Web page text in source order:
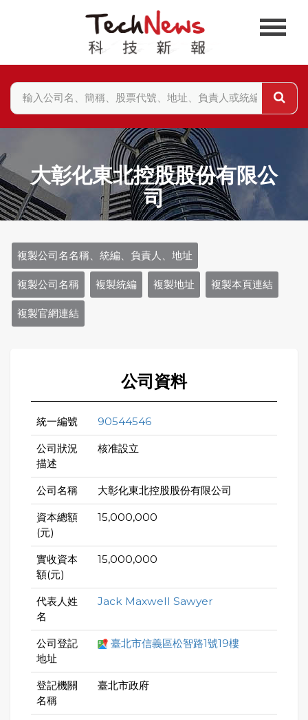
大彰化東北控股股份有限公
司
複製公司名名稱、統編、負責人、地址
複製公司名稱 複製統編 複製地址 複製本頁連結
複製官網連結
公司資料
統一編號 90544546
公司狀況
描述
核准設立
公司名稱 大彰化東北控股股份有限公司
資本總額
(元)
15,000,000
實收資本
額(元)
15,000,000
代表人姓
名
Jack Maxwell Sawyer
公司登記
地址
臺北市信義區松智路1號19樓
登記機關
名稱
臺北市政府